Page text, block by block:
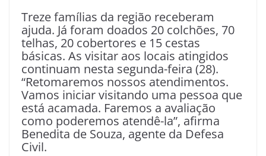
Treze famílias da região receberam
ajuda. Já foram doados 20 colchões, 70
telhas, 20 cobertores e 15 cestas
básicas. As visitar aos locais atingidos
continuam nesta segunda-feira (28).
“Retomaremos nossos atendimentos.
Vamos iniciar visitando uma pessoa que
está acamada. Faremos a avaliação
como poderemos atendê-la”, afirma
Benedita de Souza, agente da Defesa
Civil.